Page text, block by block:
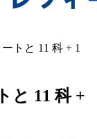
トと 11 科 + 1
と 11 科 +